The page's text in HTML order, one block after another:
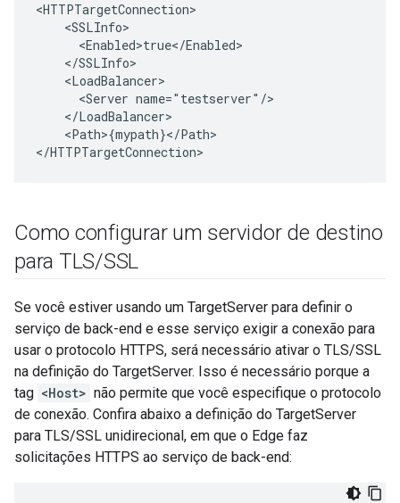
<HTTPTargetConnection>
    <SSLInfo>
      <Enabled>true</Enabled>
    </SSLInfo>
    <LoadBalancer>
      <Server name="testserver"/>
    </LoadBalancer>
    <Path>{mypath}</Path>
</HTTPTargetConnection>
Como configurar um servidor de destino
para TLS/SSL
Se você estiver usando um TargetServer para definir o
serviço de back-end e esse serviço exigir a conexão para
usar o protocolo HTTPS, será necessário ativar o TLS/SSL
na definição do TargetServer. Isso é necessário porque a
tag <Host> não permite que você especifique o protocolo
de conexão. Confira abaixo a definição do TargetServer
para TLS/SSL unidirecional, em que o Edge faz
solicitações HTTPS ao serviço de back-end: